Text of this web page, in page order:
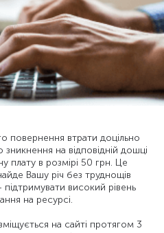
повернення втрати доцільно
на відповідній дошці
плату в розмірі 50 грн. Це
Вашу річ без труднощів
високий рівень
на ресурсі.
на сайті протягом 3